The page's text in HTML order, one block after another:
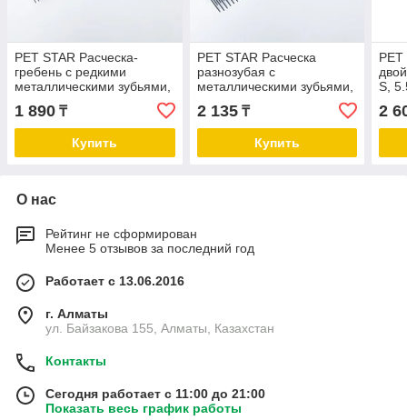
PET STAR Расческа-
гребень с редкими
металлическими зубьями,
4×21 см
1 890 ₸
Купить
PET STAR Расческа
разнозубая с
металлическими зубьями,
5.2×21 см
2 135₸
Купить
PET
S,
2
О нас
Рейтинг не сформирован
Менее 5 отзывов за последний год
Работает с 13.06.2016
г. Алматы
ул. Байзакова 155, Алматы, Казахстан
Контакты
Сегодня работает с 11:00 до 21:00
Показать весь график работы